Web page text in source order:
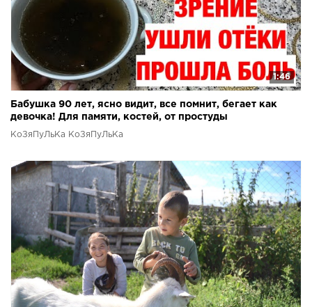
1:46
Бабушка 90 лет, ясно видит, все помнит, бегает как
девочка! Для памяти, костей, от простуды
КоЗяПуЛьКа КоЗяПуЛьКа